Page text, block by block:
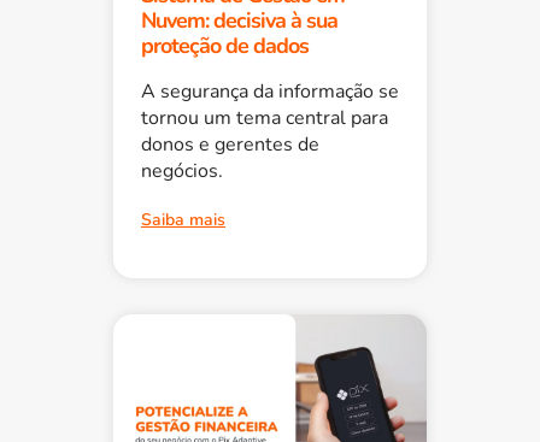
Nuvem: decisiva à sua
proteção de dados
A segurança da informação se
tornou um tema central para
donos e gerentes de
negócios.
Saiba mais